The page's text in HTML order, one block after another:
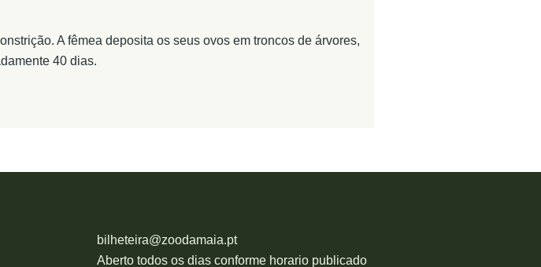
A fêmea deposita os seus ovos em troncos de árvores,
40 dias.
bilheteira@zoodamaia.pt
Aberto todos os dias conforme horario publicado